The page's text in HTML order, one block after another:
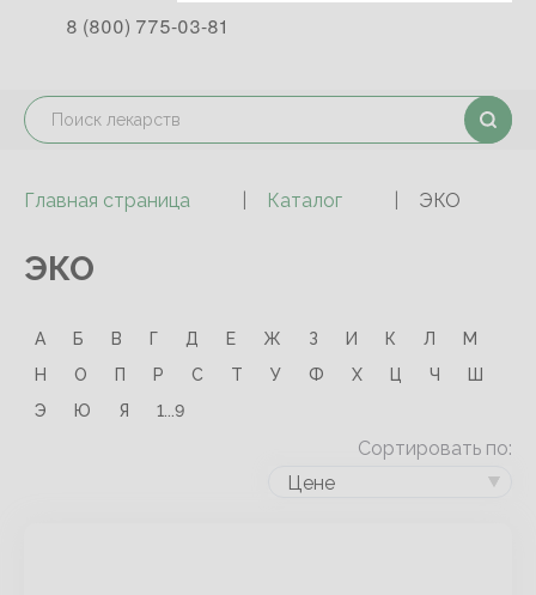
8 (800) 775-03-81
Главная страница Каталог ЭКО
ЭКО
А Б В Г Д Е Ж З И К Л
М
Н
О П Р С Т У Ф Х Ц Ч
Ш
Э
Ю Я 1...9
Сортировать по:
Цене